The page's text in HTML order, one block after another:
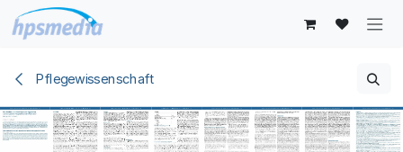
Zum Inhalt springen
Pflegewissenschaft